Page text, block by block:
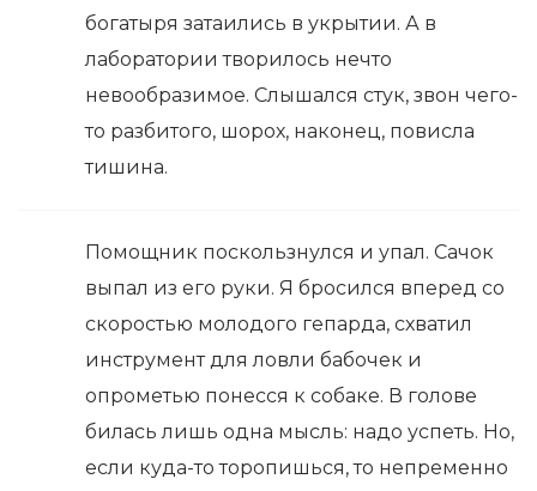
богатыря затаились в укрытии. А в
лаборатории творилось нечто
невообразимое. Слышался стук, звон чего-
то разбитого, шорох, наконец, повисла
тишина.
Помощник поскользнулся и упал. Сачок
выпал из его руки. Я бросился вперед со
скоростью молодого гепарда, схватил
инструмент для ловли бабочек и
опрометью понесся к собаке. В голове
билась лишь одна мысль: надо успеть. Но,
если куда-то торопишься, то непременно